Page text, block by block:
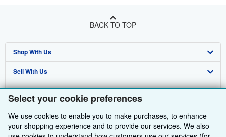
Select your cookie preferences
We use cookies to enable you to make purchases, to enhance
your shopping experience and to provide our services. We also
BACK TO TOP
Shop With Us
Advanced Search
Browse Collections
My Orders
Sell With Us
Start Selling
Book Buyback
About Us
Media
Help
Other AbeBooks Companies